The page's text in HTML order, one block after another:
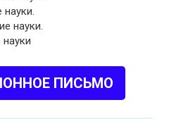
науки.
ПИСЬМО